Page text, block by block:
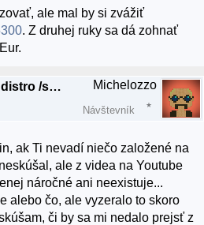
ale mal by si zvážiť
. Z druhej ruky sa dá zohnať
RE: Najmenej náročné distro /starý ntb/ Michelozzo
Návštevník
ak Ti nevadí niečo založené na
ale z videa na Youtube
náročné ani neexistuje...
alebo čo, ale vyzeralo to skoro
či by sa mi nedalo prejsť z